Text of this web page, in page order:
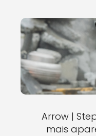
Arrow |
mais